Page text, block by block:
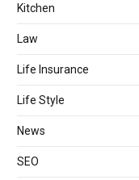
Kitchen
Law
Life Insurance
Life Style
News
SEO